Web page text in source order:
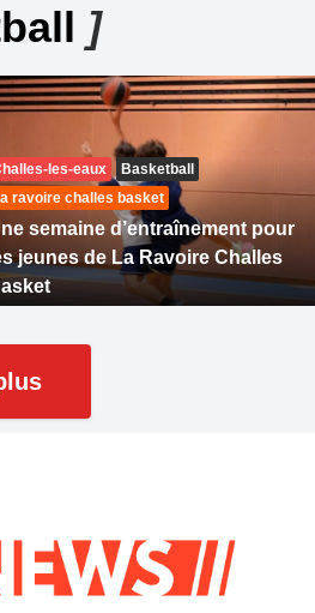
]
les-eaux
Basketball
ravoire challes basket
semaine d’entraînement pour
jeunes de La Ravoire Challes